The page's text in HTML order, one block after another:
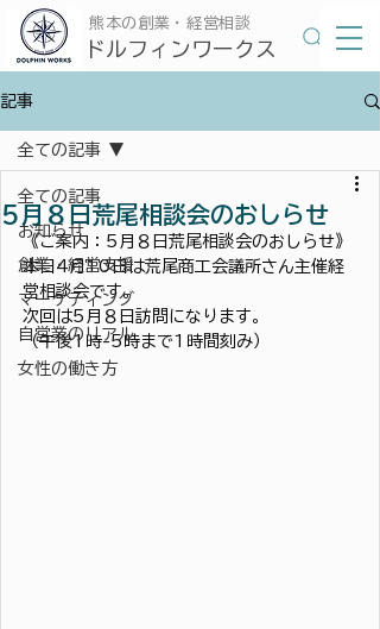
​ドルフィンワークス
​熊本の創業・経営相談
記事
全ての記事
お知らせ
創業・経営支援
マーケティング
自営業のリアル
女性の働き方
全ての記事
5月８日荒尾相談会のおしらせ
《ご案内：5月８日荒尾相談会のおしらせ》
本日4月10日は荒尾商工会議所さん主催経
営相談会です。
次回は5月８日訪問になります。
（午後1時-5時まで1時間刻み）